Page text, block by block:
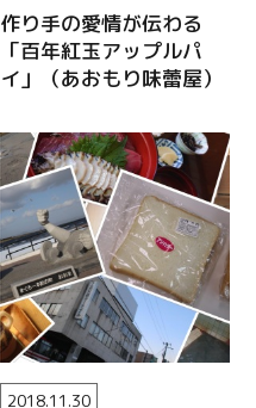
作り手の愛情が伝わる
「百年紅玉アップルパ
イ」（あおもり味蕾屋）
2018.11.30